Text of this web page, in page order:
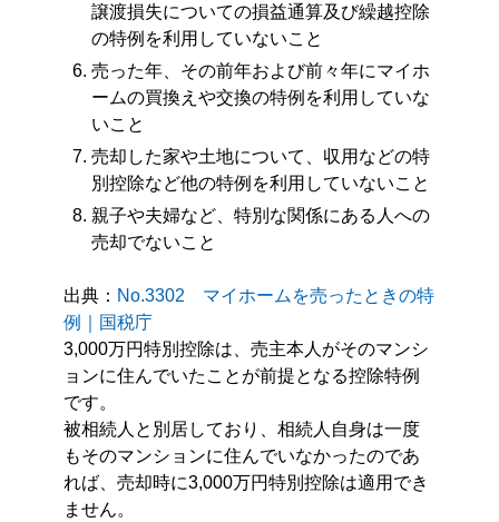
譲渡損失についての損益通算及び繰越控除
の特例を利用していないこと
売った年、その前年および前々年にマイホ
ームの買換えや交換の特例を利用していな
いこと
売却した家や土地について、収用などの特
別控除など他の特例を利用していないこと
親子や夫婦など、特別な関係にある人への
売却でないこと
出典： No.3302 マイホームを売ったときの特
例｜国税庁
3,000万円特別控除は、売主本人がそのマンシ
ョンに住んでいたことが前提となる控除特例
です。
被相続人と別居しており、相続人自身は一度
もそのマンションに住んでいなかったのであ
れば、売却時に3,000万円特別控除は適用でき
ません。